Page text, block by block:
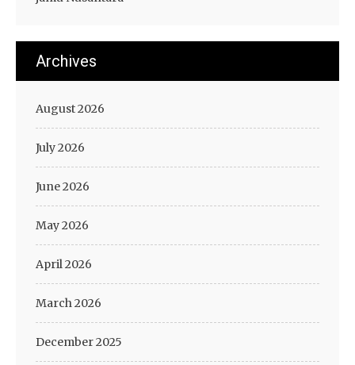
Archives
August 2026
July 2026
June 2026
May 2026
April 2026
March 2026
December 2025